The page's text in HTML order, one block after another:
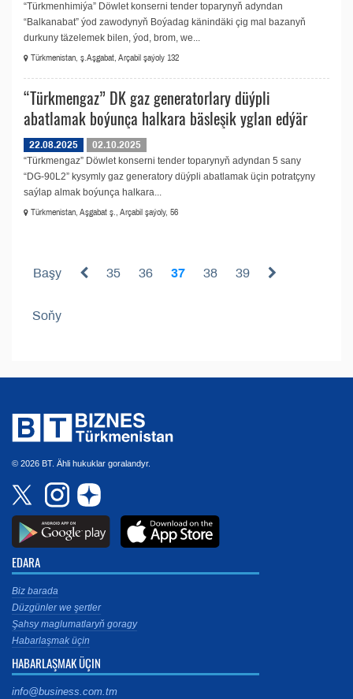
“Türkmenhimiýa” Döwlet konserni tender toparynyň adyndan
“Balkanabat” ýod zawodynyň Boýadag känindäki çig mal bazanyň
durkuny täzelemek bilen, ýod, brom, we...
Türkmenistan, ş.Aşgabat, Arçabil şaýoly 132
“Türkmengaz” DK gaz generatorlary düýpli
abatlamak boýunça halkara bäsleşik yglan edýär
22.08.2025
02.10.2025
“Türkmengaz” Döwlet konserni tender toparynyň adyndan 5 sany
“DG-90L2” kysymly gaz generatory düýpli abatlamak üçin potratçyny
saýlap almak boýunça halkara...
Türkmenistan, Aşgabat ş., Arçabil şaýoly, 56
Başy 35 36 37 38 39
Soňy
© 2026 BT. Ähli hukuklar goralandyr.
EDARA
Biz barada
Düzgünler we şertler
Şahsy maglumatlaryň goragy
Habarlaşmak üçin
HABARLAŞMAK ÜÇIN
info@business.com.tm